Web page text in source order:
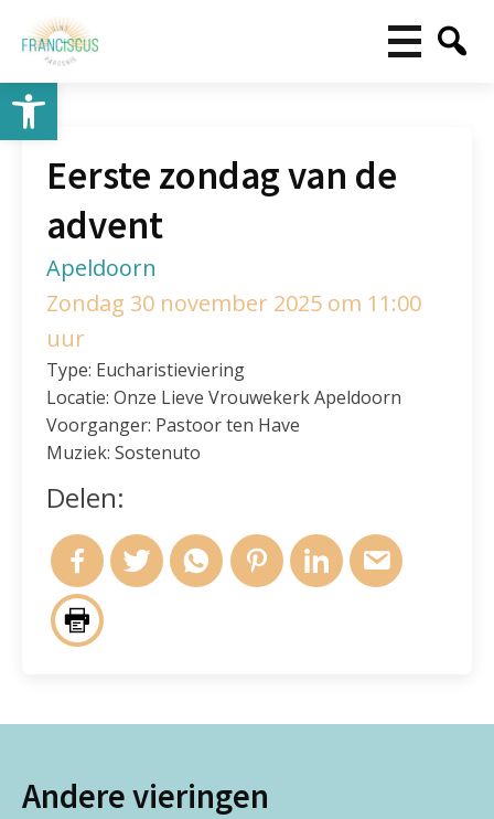
Toolbar openen
Eerste zondag van de
advent
Apeldoorn
Zondag 30 november 2025 om 11:00
uur
Type: Eucharistieviering
Locatie: Onze Lieve Vrouwekerk Apeldoorn
Voorganger: Pastoor ten Have
Muziek: Sostenuto
Delen:
Andere vieringen